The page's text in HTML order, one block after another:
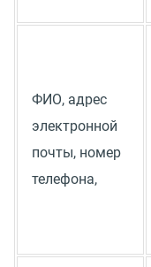
ФИО, адрес
электронной
почты, номер
телефона,